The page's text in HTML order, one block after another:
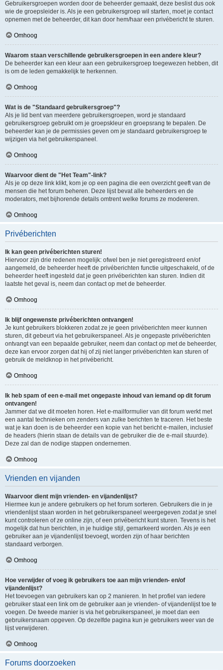
Gebruikersgroepen worden door de beheerder gemaakt, deze beslist dus ook
wie de groepsleider is. Als je een gebruikersgroep wil starten, moet je contact
opnemen met de beheerder, dit kan door hem/haar een privébericht te sturen.
Omhoog
Waarom staan verschillende gebruikersgroepen in een andere kleur?
De beheerder kan een kleur aan een gebruikersgroep toegewezen hebben, dit
is om de leden gemakkelijk te herkennen.
Omhoog
Wat is de "Standaard gebruikersgroep"?
Als je lid bent van meerdere gebruikersgroepen, word je standaard
gebruikersgroep gebruikt om je groepskleur en groepsrang te bepalen. De
beheerder kan je de permissies geven om je standaard gebruikersgroep te
wijzigen via het gebruikerspaneel.
Omhoog
Waarvoor dient de "Het Team"-link?
Als je op deze link klikt, kom je op een pagina die een overzicht geeft van de
mensen die het forum beheren. Deze lijst bevat alle beheerders en de
moderators, met bijhorende details omtrent welke forums ze modereren.
Omhoog
Privéberichten
Ik kan geen privéberichten sturen!
Hiervoor zijn drie redenen mogelijk: ofwel ben je niet geregistreerd en/of
aangemeld, de beheerder heeft de privéberichten functie uitgeschakeld, of de
beheerder heeft ingesteld dat je geen privéberichten kan sturen. Indien dit
laatste het geval is, neem dan contact op met de beheerder.
Omhoog
Ik blijf ongewenste privéberichten ontvangen!
Je kunt gebruikers blokkeren zodat ze je geen privéberichten meer kunnen
sturen, dit gebeurt via het gebruikerspaneel. Als je ongepaste privéberichten
ontvangt van een bepaalde gebruiker, neem dan contact op met de beheerder,
deze kan ervoor zorgen dat hij of zij niet langer privéberichten kan sturen of
gebruik de meldknop in het privébericht.
Omhoog
Ik heb spam of een e-mail met ongepaste inhoud van iemand op dit forum
ontvangen!
Jammer dat we dit moeten horen. Het e-mailformulier van dit forum werkt met
een aantal technieken om zenders van zulke berichten te traceren. Het beste
wat je kan doen is de beheerder een kopie van het bericht e-mailen, inclusief
de headers (hierin staan de details van de gebruiker die de e-mail stuurde).
Deze zal dan de nodige stappen ondernemen.
Omhoog
Vrienden en vijanden
Waarvoor dient mijn vrienden- en vijandenlijst?
Hiermee kun je andere gebruikers op het forum sorteren. Gebruikers die in je
vriendenlijst staan worden in het gebruikerspaneel weergegeven zodat je snel
kunt controleren of ze online zijn, of een privébericht kunt sturen. Tevens is het
mogelijk dat hun berichten, in je huidige stijl, gemarkeerd worden. Als je een
gebruiker aan je vijandenlijst toevoegt, worden zijn of haar berichten
standaard verborgen.
Omhoog
Hoe verwijder of voeg ik gebruikers toe aan mijn vrienden- en/of
vijandenlijst?
Het toevoegen van gebruikers kan op 2 manieren. In het profiel van iedere
gebruiker staat een link om de gebruiker aan je vrienden- of vijandenlijst toe te
voegen. De tweede manier is via het gebruikerspaneel, je moet dan een
gebruikersnaam opgeven. Op dezelfde pagina kun je gebruikers weer van de
lijst verwijderen.
Omhoog
Forums doorzoeken